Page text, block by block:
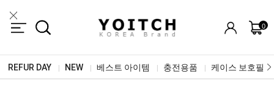
0
REFUR DAY NEW 베스트 아이템 충전용품 케이스 보호필름